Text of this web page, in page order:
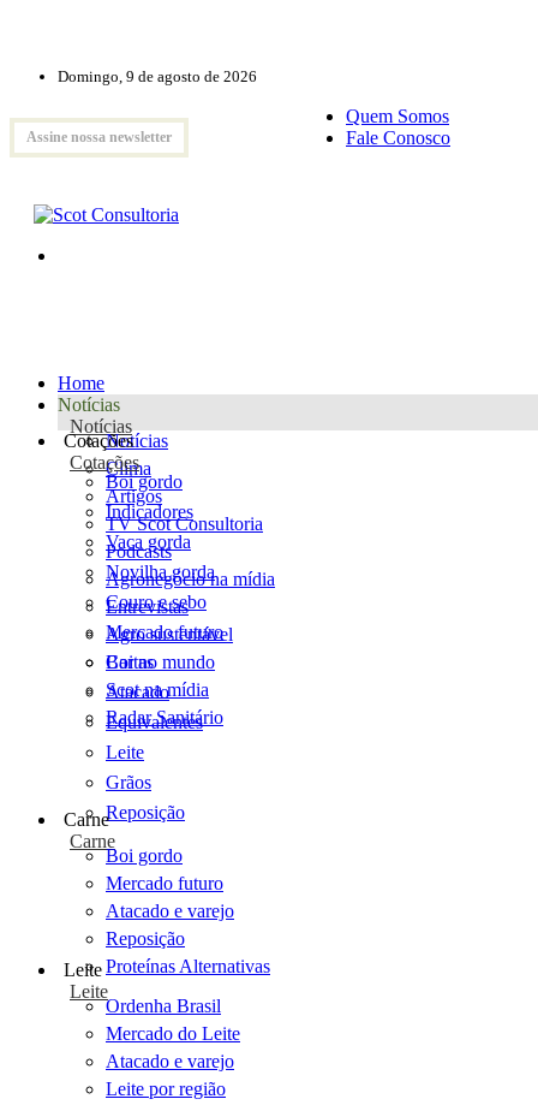
Domingo, 9 de agosto de 2026
Assine nossa newsletter
Quem Somos
Fale Conosco
Home
Notícias
Notícias
Notícias
Clima
Artigos
TV Scot Consultoria
Podcasts
Agronegócio na mídia
Entrevistas
Agro sustentável
Cartas
Scot na mídia
Radar Sanitário
Cotações
Cotações
Boi gordo
Indicadores
Vaca gorda
Novilha gorda
Couro e sebo
Mercado futuro
Boi no mundo
Atacado
Equivalentes
Leite
Grãos
Reposição
Carne
Carne
Boi gordo
Mercado futuro
Atacado e varejo
Reposição
Proteínas Alternativas
Leite
Leite
Ordenha Brasil
Mercado do Leite
Atacado e varejo
Leite por região